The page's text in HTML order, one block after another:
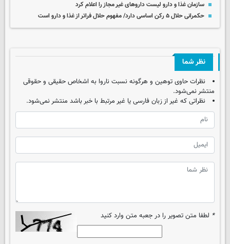
سازمان غذا و دارو لیست داروهای غیر مجاز را اعلام کرد
حکمرانی حلال ۵ رکن اساسی دارد/ مفهوم حلال فراتر از غذا و دارو است
نظر شما
نظرات حاوی توهین و هرگونه نسبت ناروا به اشخاص حقیقی و حقوقی
منتشر نمی‌شود.
نظراتی که غیر از زبان فارسی یا غیر مرتبط با خبر باشد منتشر نمی‌شود.
* لطفا متن تصویر را در جعبه متن وارد کنید